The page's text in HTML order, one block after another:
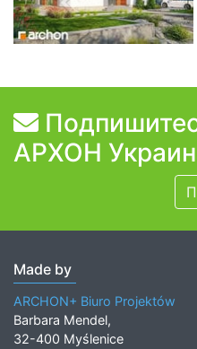
АРХОН
Made by
ARCHON+ Biuro Projektów
Barbara Mendel,
32-400 Myślenice